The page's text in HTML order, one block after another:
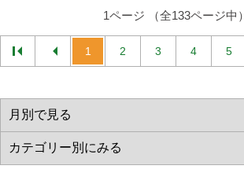
1ページ （全133ページ中）
1 2 3 4 5